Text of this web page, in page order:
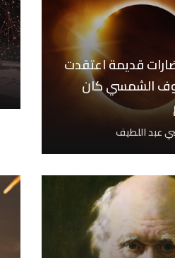
قديمة اعتقدت
الشمسي كان
عبد اللطيف